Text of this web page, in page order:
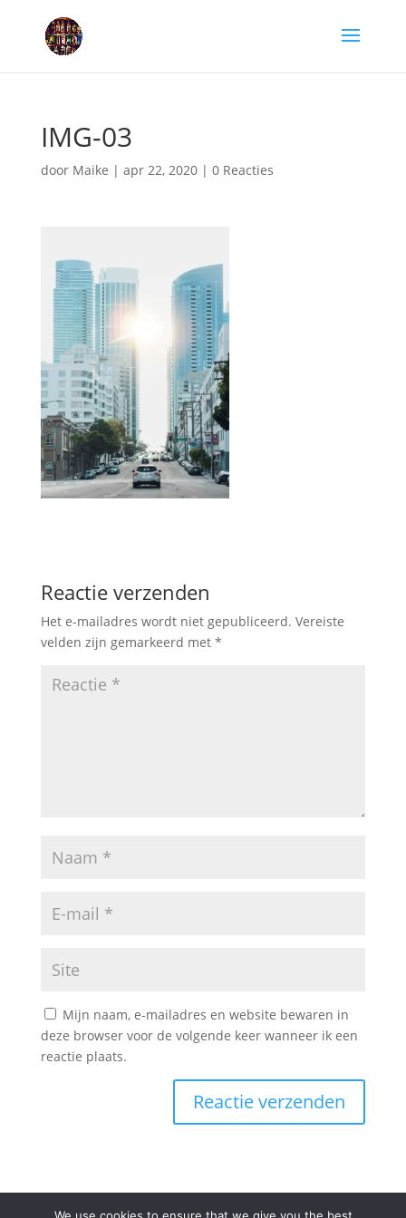
IMG-03
door Maike | apr 22, 2020| 0 Reacties
Reactie verzenden
Het e-mailadres wordt niet gepubliceerd. Vereiste
velden zijn gemarkeerd met *
Mijn naam, e-mailadres en website bewaren in
deze browser voor de volgende keer wanneer ik een
reactie plaats.